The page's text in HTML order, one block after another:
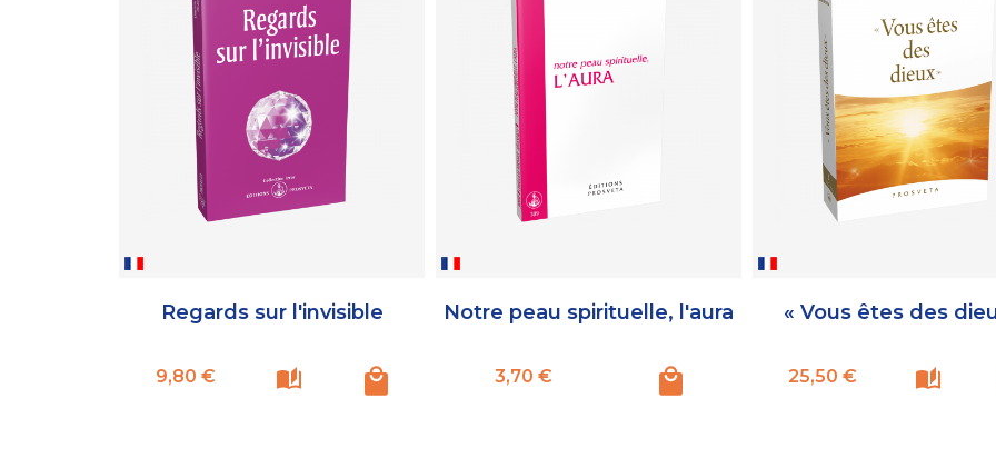
Regards sur l'invisible
Prix
9,80 €
Notre peau spirituelle, l'aura
Prix
3,70 €
« Vous êtes des
Prix
25,50 €